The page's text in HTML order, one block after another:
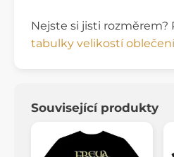
Nejste si jisti rozměrem?
tabulky velikostí oblečení
Související produkty